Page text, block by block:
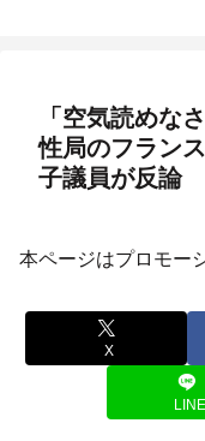
「空気読めな
性局のフラン
子議員が反論
本ページはプロモー
X
LINE